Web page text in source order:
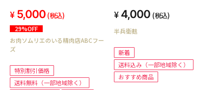
5,000 (税込)
29%OFF
お肉ソムリエのいる精肉店ABCフー
ズ
特別割引価格
送料無料（一部地域除く）
4,000 (税込)
半兵衛麸
新着
送料込み（一部地域除く）
おすすめ商品